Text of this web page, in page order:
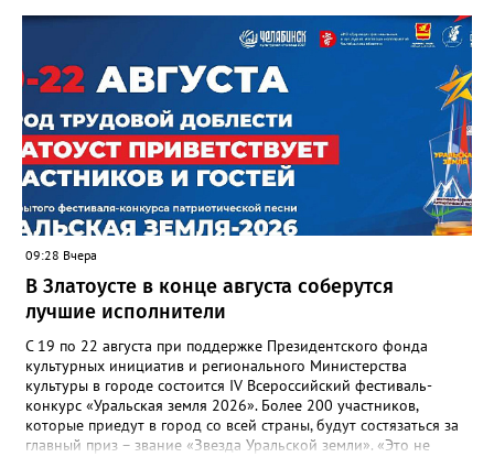
отметили и недочёты. «Например, управляющие компании
несвоевременно приняли меры для предотвращения
“перемерзания” общей домовой тепловой сети
многоквартирного дома, отсутствовало взаимодействие с
ресурсоснабжающей организацией, ЕДДС и иными службами»,
— сообщила начальник Главного управления ГЖИ Ирина
Настенко. В следующий раз, рекомендовали в
Госжилинспекции, службы должны действовать слаженно. И
оперативно делиться информацией со всеми
заинтересованными – от поставщика тепла до конечных
потребителей.
09:28 Вчера
В Златоусте в конце августа соберутся
лучшие исполнители
С 19 по 22 августа при поддержке Президентского фонда
культурных инициатив и регионального Министерства
культуры в городе состоится IV Всероссийский фестиваль-
конкурс «Уральская земля 2026». Более 200 участников,
которые приедут в город со всей страны, будут состязаться за
главный приз – звание «Звезда Уральской земли». «Это не